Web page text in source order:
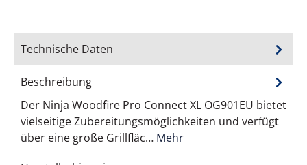
Technische Daten
Beschreibung
Der Ninja Woodfire Pro Connect XL OG901EU bietet
vielseitige Zubereitungsmöglichkeiten und verfügt
über eine große Grillfläc… Mehr